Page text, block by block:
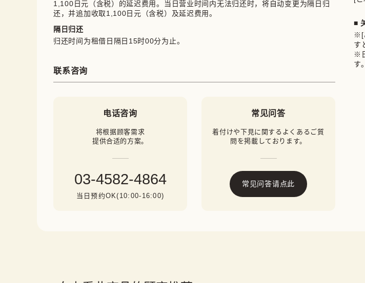
1,100日元（含税）的延迟费用。当日营业时间内无法归还时，将自动变更为隔日归
还，并追加收取1,100日元（含税）及延迟费用。
隔日归还
归还时间为租借日隔日15时00分为止。
联系咨询
电话咨询
将根据顾客需求
提供合适的方案。
03-4582-4864
当日预约OK(10:00-16:00)
常见问答
着付けや下見に関するよくあるご質
問を掲載しております。
常见问答请点此
■
※[
す
※
す。